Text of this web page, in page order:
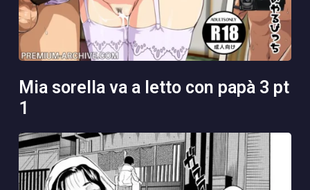
mia sorella va a letto con papà 3 pt
1